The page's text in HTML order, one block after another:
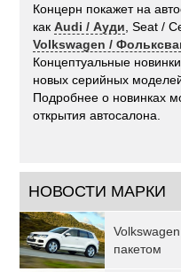
Концерн покажет на
какAudi / Ауди , Seat /
Volkswagen /
Концептуальные
новых серийных
Подробнее о новинках
открытия автосалона.
НОВОСТИ МАРКИ
пакетом